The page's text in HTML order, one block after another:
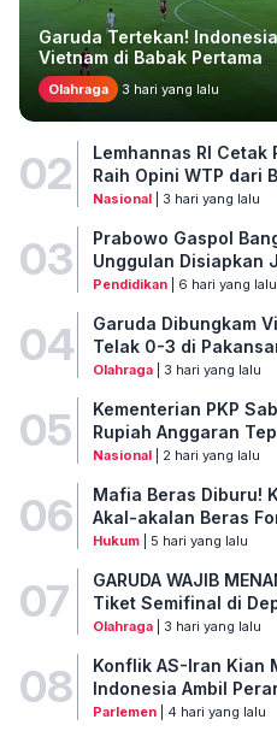
Garuda Tertekan!
Vietnam di Babak Pertama
Olahraga 3 hari yang lalu
02
Lemhannas RI Cetak
Raih Opini WTP dari
Nasional| 3 hari yang lalu
03
Prabowo Gaspol
Unggulan Disiapkan
Pendidikan| 6 hari yang lalu
04
Garuda Dibungkam
Telak 0-3 di
Olahraga| 3 hari yang lalu
05
Kementerian PKP
Rupiah Anggaran
Nasional| 2 hari yang lalu
06
Mafia Beras Diburu!
Akal-akalan Beras
Hukum| 5 hari yang lalu
07
GARUDA WAJIB
Tiket Semifinal di
Olahraga| 3 hari yang lalu
08
Konflik AS-Iran Kian
Indonesia Ambil
Parlemen| 4 hari yang lalu